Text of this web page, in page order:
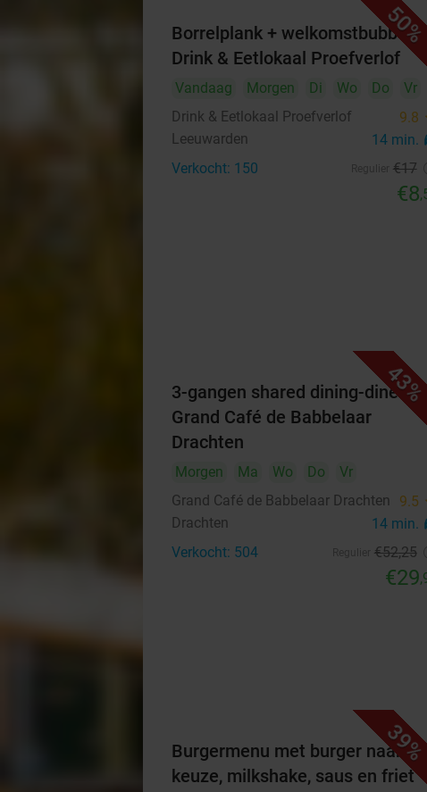
Borrelplank + welkomstbubbel
Drink & Eetlokaal Proefverlof
Vandaag Morgen Di Wo Do
Vr
Drink & Eetlokaal Proefverlof
9.8
Leeuwarden 14 min.
Verkocht: 150 €17
€8
3-gangen shared dining-diner bij
Grand Café de Babbelaar
Drachten
Morgen Ma Wo Do
Vr
Grand Café de Babbelaar Drachten
9.5
Drachten 14 min.
Verkocht: 504 €52,25
€29
Burgermenu met burger naar
keuze, milkshake, saus en friet